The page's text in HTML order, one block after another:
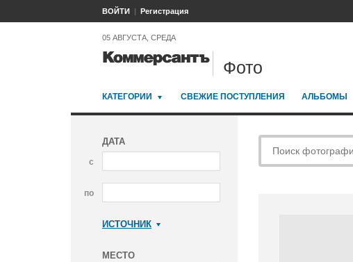
ВОЙТИ Регистрация
05 АВГУСТА, СРЕДА
Фото
КАТЕГОРИИ СВЕЖИЕ ПОСТУПЛЕНИЯ АЛЬБОМЫ
ДАТА
с
по
ИСТОЧНИК
МЕСТО